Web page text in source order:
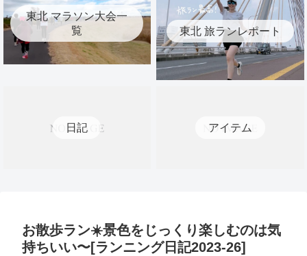
東北 マラソン大会一
覧
東北 旅ランレポート
日記 アイテム
お散歩ラン☀️景色をじっくり楽しむのは気
持ちいい〜[ランニング日記2023-26]